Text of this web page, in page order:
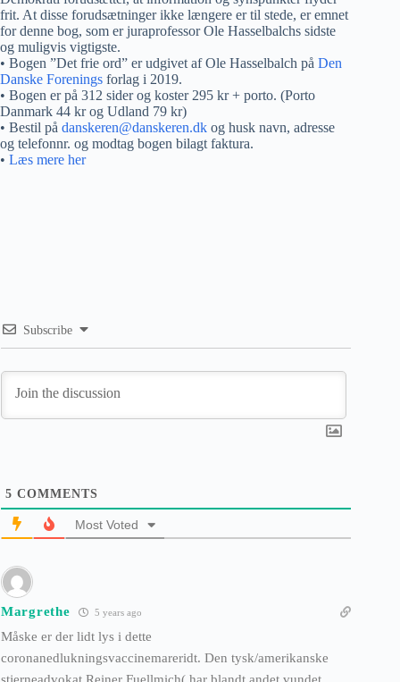
frit. At disse forudsætninger ikke længere er til stede, er emnet
for denne bog, som er juraprofessor Ole Hasselbalchs sidste
og muligvis vigtigste.
• Bogen ”Det frie ord” er udgivet af Ole Hasselbalch på Den
Danske Forenings forlag i 2019.
• Bogen er på 312 sider og koster 295 kr + porto. (Porto
Danmark 44 kr og Udland 79 kr)
• Bestil på danskeren@danskeren.dk og husk navn, adresse
og telefonnr. og modtag bogen bilagt faktura.
• Læs mere her
Subscribe
5 COMMENTS
Most Voted
Margrethe 5 years ago
Måske er der lidt lys i dette
coronanedlukningsvaccinemareridt. Den tysk/amerikanske